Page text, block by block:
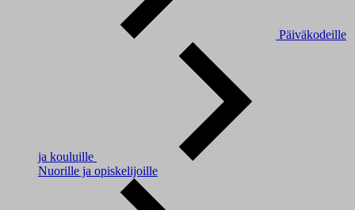
Päiväkodeille
ja kouluille
Nuorille ja opiskelijoille